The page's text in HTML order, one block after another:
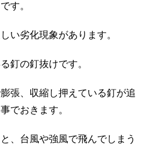
す。
い劣化現象があります。
釘の釘抜けです。
張、収縮し押えている釘が追
でおきます。
、台風や強風で飛んでしまう